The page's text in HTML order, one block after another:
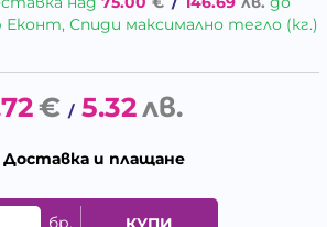
Еконт, Спиди максимално тегло (кг.)
€ / 5.32лв.
Доставка и плащане
бр.